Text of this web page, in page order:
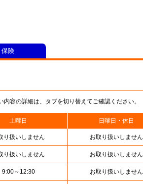
容の詳細は、タブを切り替えてご確認ください。
土曜日 日曜日・休日
り扱いしません お取り扱いしません
り扱いしません お取り扱いしません
9:00～12:30 お取り扱いしません
保険